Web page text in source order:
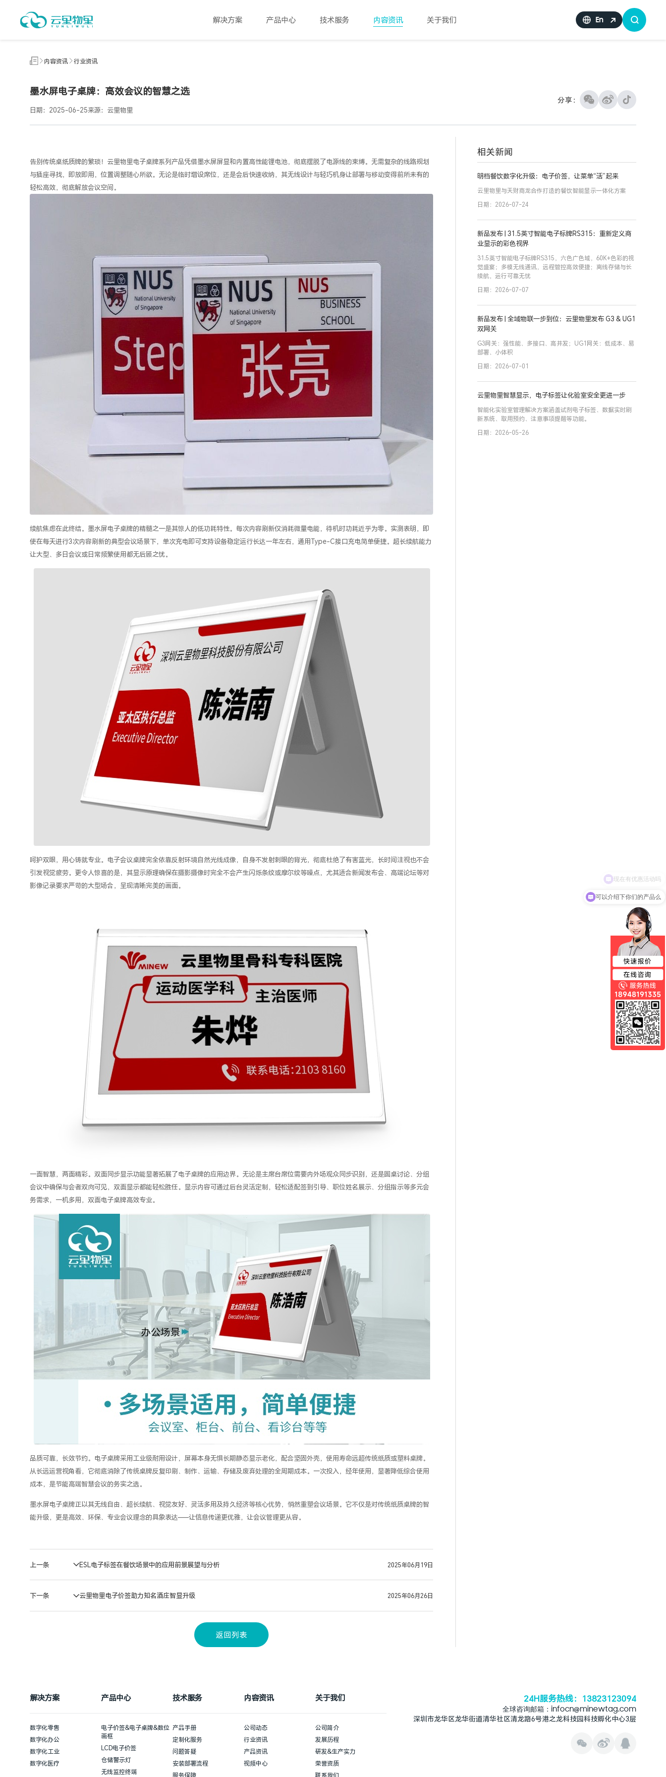
解决方案 产品中心 技术服务 内容资讯 关于我们 En
内容资讯 行业资讯
墨水屏电子桌牌：高效会议的智慧之选
日期：2025-06-25来源：云里物里
分享：
告别传统桌纸质牌的繁琐！ 云里物里电子桌牌系列产品凭借墨水屏屏显和内置高性能锂电池，彻底摆脱了电源线的束缚。无需复杂的线路规划
与插座寻找，即放即用，位置调整随心所欲。无论是临时增设席位，还是会后快速收纳，其无线设计与轻巧机身让部署与移动变得前所未有的
轻松高效，彻底解放会议空间。
续航焦虑在此终结。 墨水屏电子桌牌的精髓之一是其惊人的低功耗特性。每次内容刷新仅消耗微量电能，待机时功耗近乎为零。实测表明，即
使在每天进行3次内容刷新的典型会议场景下，单次充电即可支持设备稳定运行长达一年左右，通用Type-C接口充电简单便捷。超长续航能力
让大型、多日会议或日常频繁使用都无后顾之忧。
呵护双眼，用心铸就专业。 电子会议桌牌完全依靠反射环境自然光线成像，自身不发射刺眼的背光，彻底杜绝了有害蓝光，长时间注视也不会
引发视觉疲劳。更令人惊喜的是，其显示原理确保在摄影摄像时完全不会产生闪烁条纹或摩尔纹等噪点，尤其适合新闻发布会、高端论坛等对
影像记录要求严苛的大型场合，呈现清晰完美的画面。
一面智慧，两面精彩。双面同步显示功能显著拓展了电子桌牌的应用边界。无论是主席台席位需要内外场观众同步识别，还是圆桌讨论、分组
会议中确保与会者双向可见，双面显示都能轻松胜任。显示内容可通过后台灵活定制，轻松适配签到引导、职位姓名展示、分组指示等多元会
务需求，一机多用， 双面电子桌牌高效专业。
品质可靠，长效节约。电子桌牌采用工业级耐用设计，屏幕本身无惧长期静态显示老化，配合坚固外壳，使用寿命远超传统纸质或塑料桌牌。
从长远运营视角看，它彻底消除了传统桌牌反复印刷、制作、运输、存储及废弃处理的全周期成本。一次投入，经年使用，显著降低综合使用
成本，是节能高端智慧会议的务实之选。
墨水屏电子桌牌正以其无线自由、超长续航、视觉友好、灵活多用及持久经济等核心优势，悄然重塑会议场景。它不仅是对传统纸质桌牌的智
能升级，更是高效、环保、专业会议理念的具象表达——让信息传递更优雅，让会议管理更从容。
上一条 ESL电子标签在餐饮场景中的应用前景展望与分析 2025年06月19日
下一条 云里物里电子价签助力知名酒庄智显升级 2025年06月26日
返回列表
相关新闻
明档餐饮数字化升级：电子价签，让菜单“活”起来
云里物里与天财商龙合作打造的餐饮智能显示一体化方案
日期：2026-07-24
新品发布 | 31.5英寸智能电子标牌RS315：重新定义商
业显示的彩色视界
31.5英寸智能电子标牌RS315，六色广色域，60K+色彩的视
觉盛宴；多模无线通讯，远程管控高效便捷；离线存储与长
续航，运行可靠无忧
日期：2026-07-07
新品发布 | 全域物联一步到位：云里物里发布 G3 & UG1
双网关
G3网关：强性能、多接口、高并发；UG1网关：低成本、易
部署、小体积
日期：2026-07-01
云里物里智慧显示，电子标签让化验室安全更进一步
智能化实验室管理解决方案涵盖试剂电子标签、数据实时刷
新系统、取用预约、注意事项提醒等功能。
日期：2026-05-26
解决方案
数字化零售
数字化办公
数字化工业
数字化医疗
产品中心
电子价签&电子桌牌&数位
画框
LCD电子价签
仓储警示灯
无线监控终端
技术服务
产品手册
定制化服务
问题答疑
安装部署流程
服务保障
内容资讯
公司动态
行业资讯
产品资讯
视频中心
关于我们
公司简介
发展历程
研发&生产实力
荣誉资质
联系我们
24H服务热线：13823123094
全球咨询邮箱：infocn@minewtag.com
深圳市龙华区龙华街道清华社区清龙路6号港之龙科技园科技孵化中心3层
可以介绍下你们的产品么